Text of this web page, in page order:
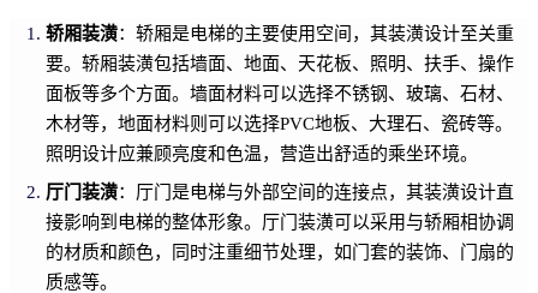
轿厢装潢：轿厢是电梯的主要使用空间，其装潢设计至关重
要。轿厢装潢包括墙面、地面、天花板、照明、扶手、操作
面板等多个方面。墙面材料可以选择不锈钢、玻璃、石材、
木材等，地面材料则可以选择PVC地板、大理石、瓷砖等。
照明设计应兼顾亮度和色温，营造出舒适的乘坐环境。
厅门装潢：厅门是电梯与外部空间的连接点，其装潢设计直
接影响到电梯的整体形象。厅门装潢可以采用与轿厢相协调
的材质和颜色，同时注重细节处理，如门套的装饰、门扇的
质感等。